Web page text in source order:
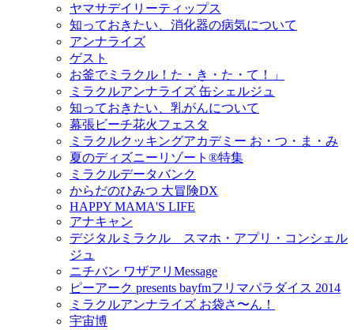
ヤマサデイリーティップス
知っておきたい、消化器の病気について
アンナライズ
ゲスト
お釜でミラクル！た・き・た・て！」
ミラクルアンナライズ 缶シェルジュ
知っておきたい、乳がんについて
幕張ビーチ花火フェスタ
ミラクルクッキングアカデミー お・つ・ま・み
夏のディズニーリゾート®特集
ミラクルデータバンク
からだのひみつ 大冒険DX
HAPPY MAMA'S LIFE
アナキャン
デジタルミラクル スマホ・アプリ・コンシェル
ジュ
ニチバン ワザアリMessage
ピーアーク presents bayfmフリマパラダイス 2014
ミラクルアンナライズ お袋さ〜ん！
宇宙博